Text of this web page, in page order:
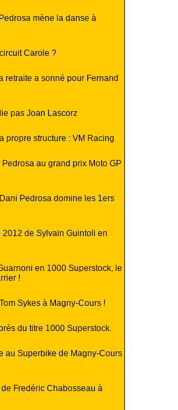
mène la danse à
Carole ?
retraite a sonné pour Fernand
pas Joan Lascorz
propre structure : VM Racing
au grand prix Moto GP
Pedrosa domine les 1ers
2012 de Sylvain Guintoli en
en 1000 Superstock, le
!
Sykes à Magny-Cours !
du titre 1000 Superstock.
au Superbike de Magny-Cours
Fredéric Chabosseau à